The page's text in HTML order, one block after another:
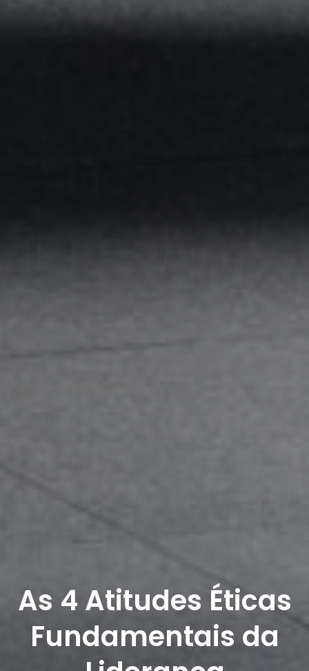
As 4 Atitudes Éticas
Fundamentais da